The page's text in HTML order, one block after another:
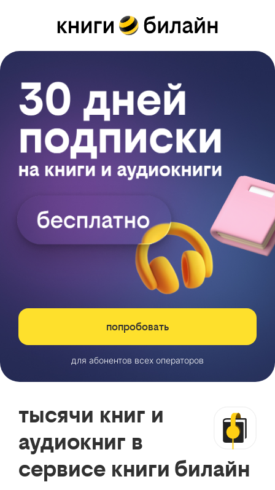
попробовать
для абонентов всех операторов
тысячи книг и
аудиокниг в
сервисе книги билайн